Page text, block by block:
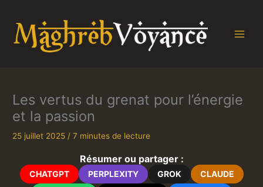
contenu
Les vertus du grenat pour l’énergie
et la passion
25 juillet 2025/7 minutes de lecture
Résumer ou partager :
CHATGPT PERPLEXITY GROK
CLAUDE